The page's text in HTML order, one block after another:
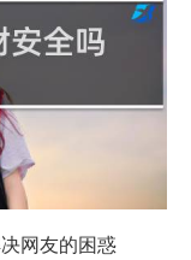
网友的困惑